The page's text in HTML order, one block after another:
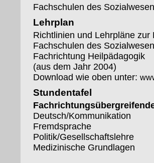
Fachschulen des
Lehrplan
Richtlinien und Lehrpläne zur
Fachschulen des
Fachrichtung Heilpädagogik
(aus dem Jahr 2004)
Download wie oben unter:
Stundentafel
Deutsch/Kommunikation
Fremdsprache
Politik/Gesellschaftslehre
Medizinische Grundlagen